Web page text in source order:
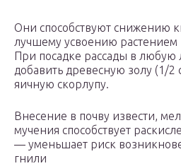
Они способствуют снижению
лучшему усвоению растением
При посадке рассады в любую
добавить древесную золу (1/2
яичную скорлупу.
Внесение в почву извести,
мучения способствует
— уменьшает риск
гнили